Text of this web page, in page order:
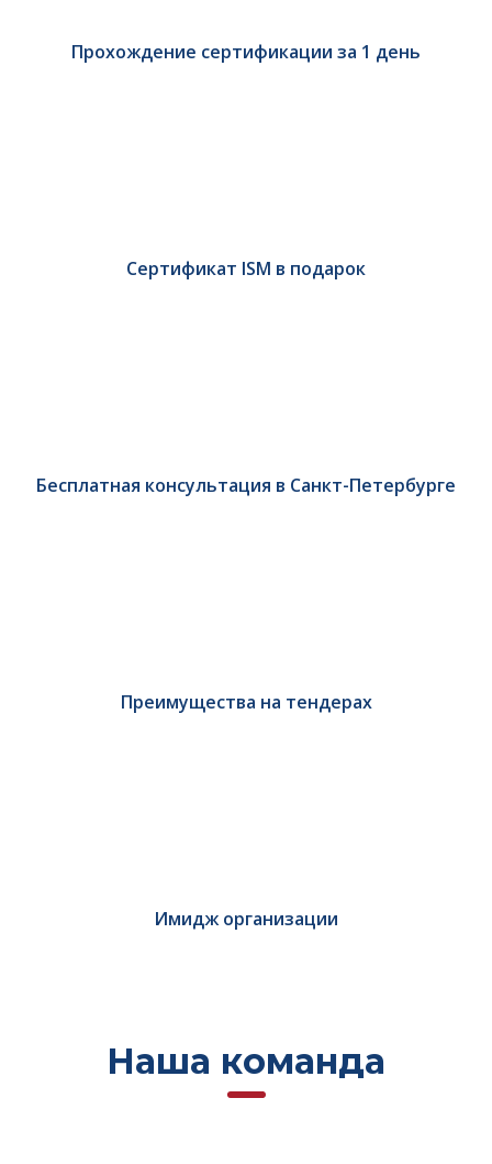
Прохождение сертификации за 1 день
Сертификат ISM в подарок
Бесплатная консультация в Санкт-Петербурге
Преимущества на тендерах
Имидж организации
Наша команда